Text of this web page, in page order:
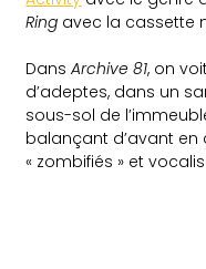
Ring avec la cassette
DansArchive 81, on
d’adeptes, dans un
sous-sol de
balançant d’avant en
« zombifiés » et